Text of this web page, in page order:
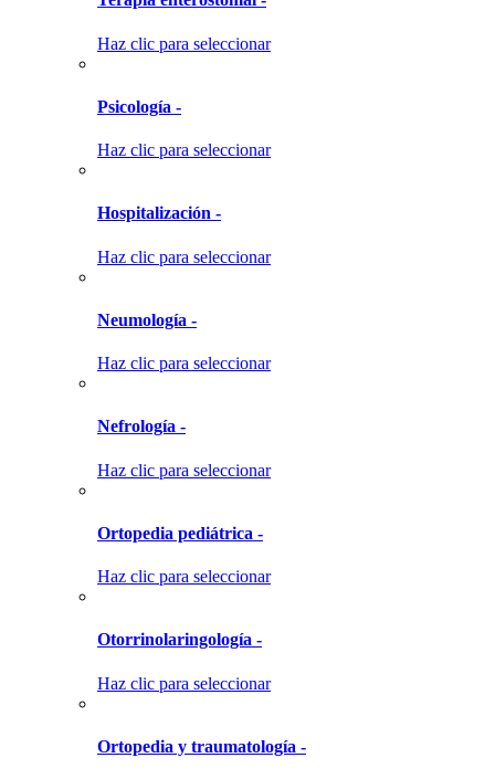
Haz clic para seleccionar
Psicología -
Haz clic para seleccionar
Hospitalización -
Haz clic para seleccionar
Neumología -
Haz clic para seleccionar
Nefrología -
Haz clic para seleccionar
Ortopedia pediátrica -
Haz clic para seleccionar
Otorrinolaringología -
Haz clic para seleccionar
Ortopedia y traumatología -